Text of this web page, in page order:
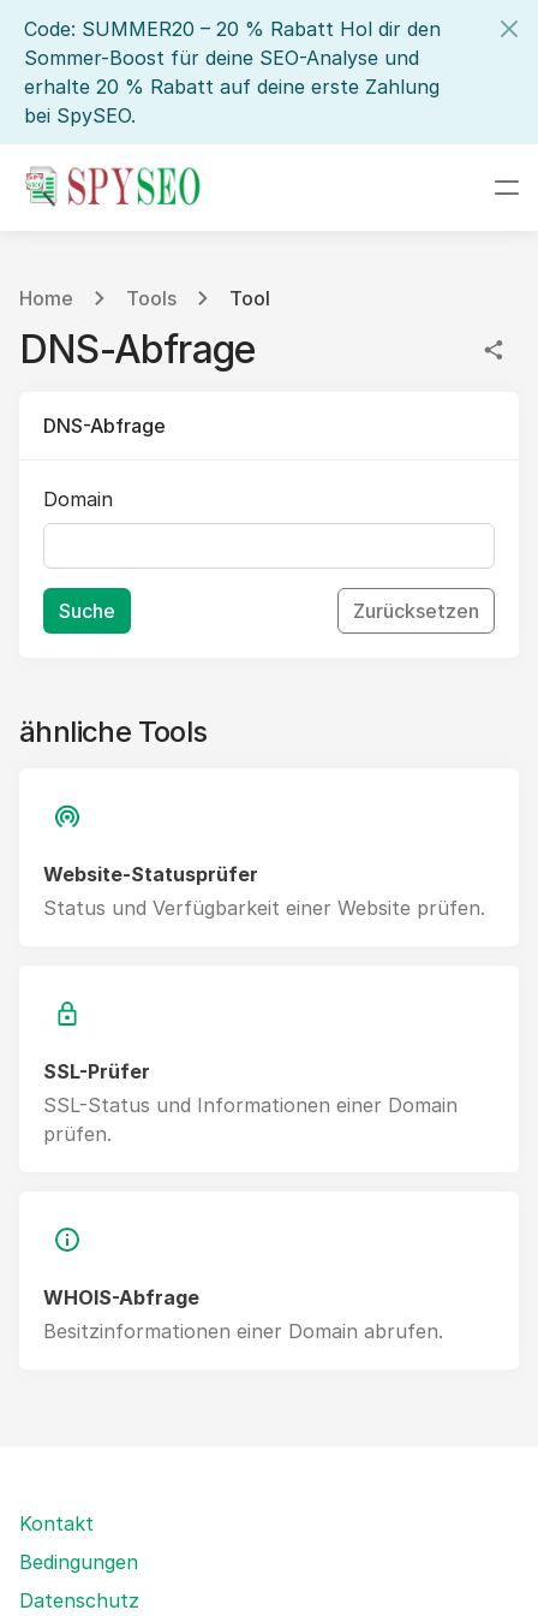
Code: SUMMER20 – 20 % Rabatt Hol dir den
Sommer-Boost für deine SEO-Analyse und
erhalte 20 % Rabatt auf deine erste Zahlung
bei SpySEO.
Home Tools Tool
DNS-Abfrage
DNS-Abfrage
Domain
Suche Zurücksetzen
ähnliche Tools
Website-Statusprüfer
Status und Verfügbarkeit einer Website prüfen.
SSL-Prüfer
SSL-Status und Informationen einer Domain
prüfen.
WHOIS-Abfrage
Besitzinformationen einer Domain abrufen.
Kontakt
Bedingungen
Datenschutz